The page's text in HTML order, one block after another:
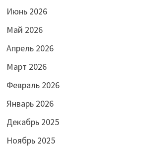
Июнь 2026
Май 2026
Апрель 2026
Март 2026
Февраль 2026
Январь 2026
Декабрь 2025
Ноябрь 2025